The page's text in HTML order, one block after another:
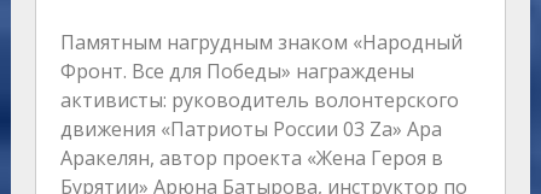
Памятным нагрудным знаком «Народный
Фронт. Все для Победы» награждены
активисты: руководитель волонтерского
движения «Патриоты России 03 Za» Ара
Аракелян, автор проекта «Жена Героя в
Бурятии» Арюна Батырова, инструктор по